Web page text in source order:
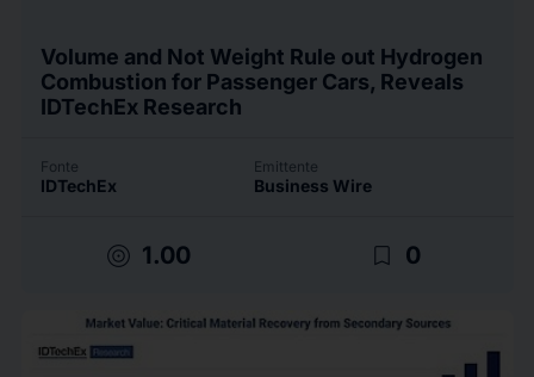
Volume and Not Weight Rule out Hydrogen
Combustion for Passenger Cars, Reveals
IDTechEx Research
Fonte
IDTechEx
Emittente
Business Wire
target 1.00 bookmark_border 0